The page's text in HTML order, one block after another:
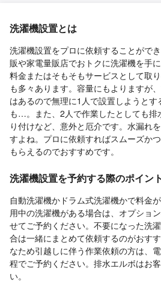
洗濯機設置とは
洗濯機設置をプロに依頼することがで
販や家電量販店でおトクに洗濯機を手
料金またはそもそもサービスとして取
も多々あります。容量にもよりますが
はあるので無理に1人で設置しようとす
も…。また、2人で作業したとしても排
り付けなど、意外と厄介です。水漏れ
すよね。プロに依頼すればスムーズか
もらえるのでおすすめです。
洗濯機設置を予約する際のポイント
自動洗濯機かドラム式洗濯機かで料金
用中の洗濯機がある場合は、オプショ
せてご予約ください。不要になった洗
合は一緒にまとめて依頼するのがおす
なため引越しに伴う作業依頼の方は、
程でご予約ください。排水エルボはお
い。